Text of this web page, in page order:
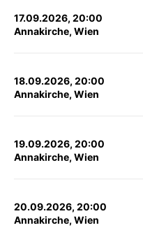
17.09.2026, 20:00
Annakirche, Wien
18.09.2026, 20:00
Annakirche, Wien
19.09.2026, 20:00
Annakirche, Wien
20.09.2026, 20:00
Annakirche, Wien